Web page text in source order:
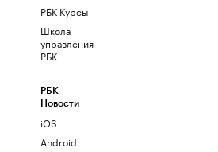
РБК Курсы
Школа
управления
РБК
РБК
Новости
iOS
Android